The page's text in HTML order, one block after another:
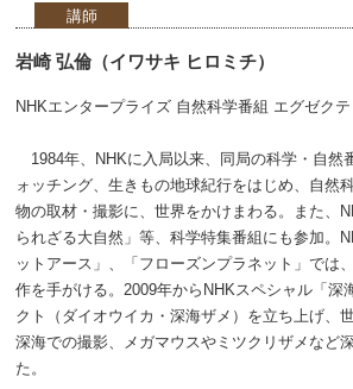
講師
岩崎 弘倫（イワサキ ヒロミチ）
NHKエンタープライズ 自然科学番組 エグゼク
1984年、NHKに入局以来、同局の科学・自然
ォッチング、生きもの地球紀行をはじめ、自然
物の取材・撮影に、世界をかけまわる。また、
られざる大自然」等、科学特集番組にも参加。
ットアース」、「フローズンプラネット」では
作を手がける。2009年からNHKスペシャル「深
クト（ダイオウイカ・深海ザメ）を立ち上げ、
深海での撮影、メガマウスやミツクリザメなど
た。